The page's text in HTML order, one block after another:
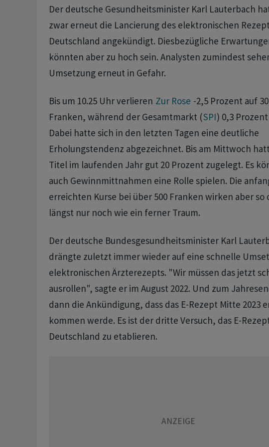
Der deutsche Gesundheitsminister Karl Lauterbach
zwar erneut die Lancierung des elektronischen
Deutschland angekündigt. Diesbezügliche
könnten aber zu hoch sein. Analysten zumindest
Umsetzung erneut in Gefahr.
Bis um 10.25 Uhr verlieren Zur Rose -2,5 Prozent auf
Franken, während der Gesamtmarkt (SPI) 0,3
Dabei hatte sich in den letzten Tagen eine deutliche
Erholungstendenz abgezeichnet. Bis am Mittwoch
Titel im laufenden Jahr gut 20 Prozent zugelegt. Es
auch Gewinnmittnahmen eine Rolle spielen. Die
erreichten Kurse bei über 500 Franken wirken aber so
längst nur noch wie ein ferner Traum.
Der deutsche Bundesgesundheitsminister Karl
drängte zuletzt immer wieder auf eine schnelle
elektronischen Ärzterezepts. "Wir müssen das jetzt
ausrollen", sagte er im August 2022. Und zum
dann die Ankündigung, dass das E-Rezept Mitte 2023
kommen werde. Es ist der dritte Versuch, das E-
Deutschland zu etablieren.